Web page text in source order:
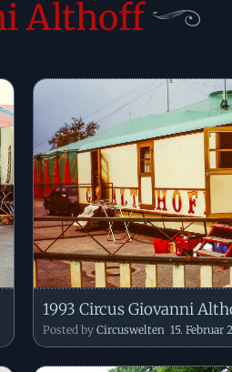
Althoff
1993 Circus Giovanni
Posted byCircuswelten 15. Februar